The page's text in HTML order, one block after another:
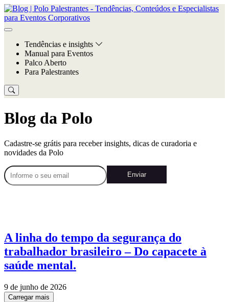
Tendências e insights
Manual para Eventos
Palco Aberto
Para Palestrantes
Blog da Polo
Cadastre-se grátis para receber insights, dicas de curadoria e
novidades da Polo
Enviar
A linha do tempo da segurança do
trabalhador brasileiro – Do capacete à
saúde mental.
9 de junho de 2026
Carregar mais